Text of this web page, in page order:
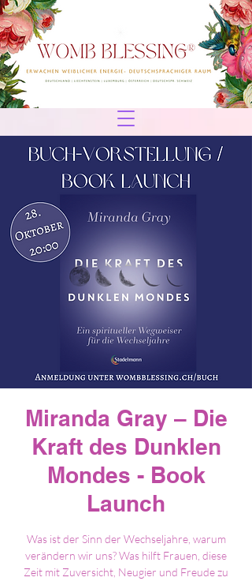
Miranda Gray – Die
Kraft des Dunklen
Mondes - Book
Launch
Was ist der Sinn der Wechseljahre, warum
verändern wir uns? Was hilft Frauen, diese
Zeit mit Zuversicht, Neugier und Freude zu